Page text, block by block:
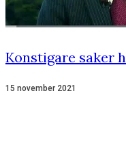
Konstigare saker
15 november 2021